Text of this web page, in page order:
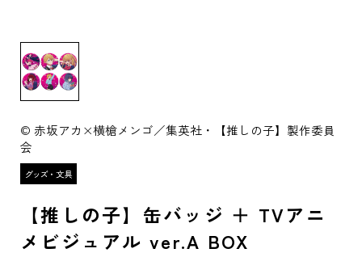
© 赤坂アカ×横槍メンゴ／集英社・【推しの子】製作委員
会
【推しの子】缶バッジ ＋ TVアニ
メビジュアル ver.A BOX